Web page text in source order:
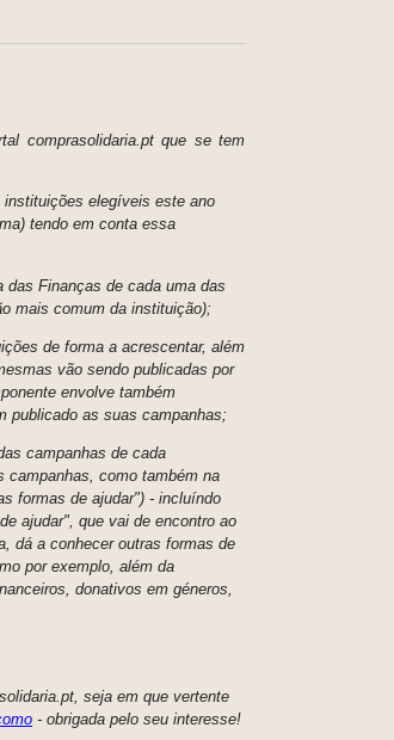
comprasolidaria.pt que se tem
elegíveis este ano
tendo em conta essa
Finanças de cada uma das
mais comum da instituição);
de forma a acrescentar, além
vão sendo publicadas por
envolve também
publicado as suas campanhas;
campanhas de cada
campanhas, como também na
formas de ajudar") - incluíndo
ajudar", que vai de encontro ao
dá a conhecer outras formas de
por exemplo, além da
donativos em géneros,
seja em que vertente
- obrigada pelo seu interesse!